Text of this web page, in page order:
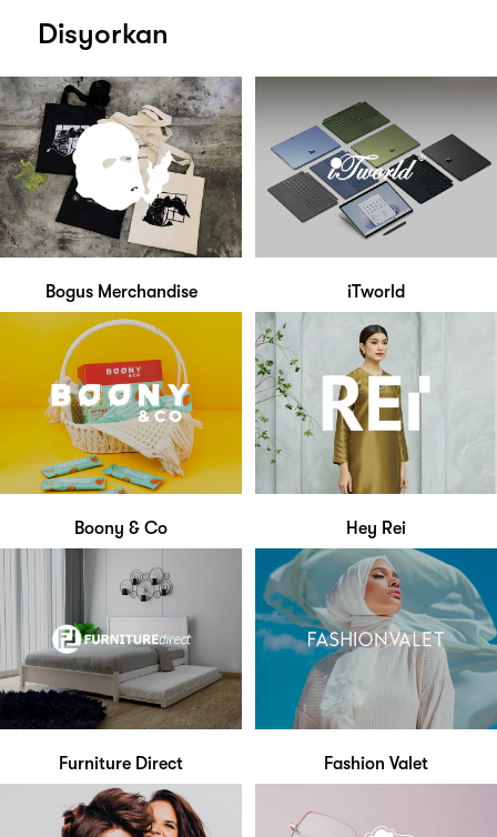
Disyorkan
Bogus Merchandise iTworld
Boony & Co Hey Rei
Furniture Direct Fashion Valet